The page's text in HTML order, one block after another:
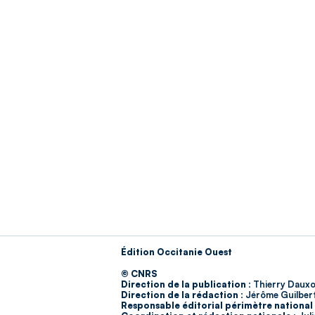
Édition Occitanie Ouest
© CNRS
Direction de la publication : Thierry
Direction de la rédaction : Jérôme
Responsable éditorial périmètre national